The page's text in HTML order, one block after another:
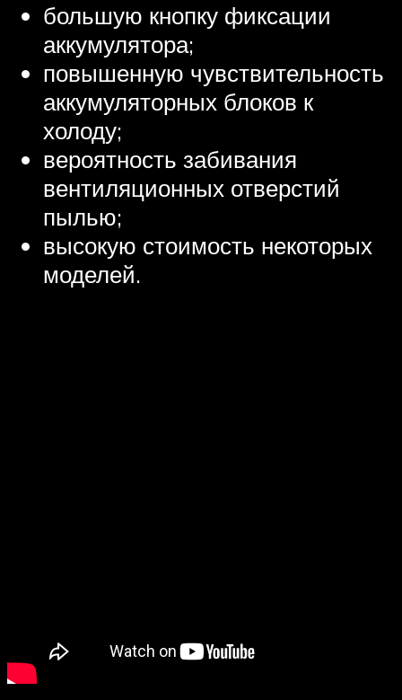
большую кнопку фиксации
аккумулятора;
повышенную чувствительность
аккумуляторных блоков к
холоду;
вероятность забивания
вентиляционных отверстий
пылью;
высокую стоимость некоторых
моделей.